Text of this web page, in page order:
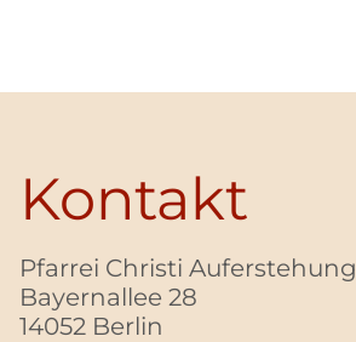
Kontakt
Pfarrei Christi Auferstehung
Bayernallee 28
14052 Berlin